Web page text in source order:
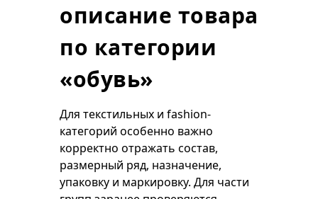
описание товара
по категории
«обувь»
Для текстильных и fashion-
категорий особенно важно
корректно отражать состав,
размерный ряд, назначение,
упаковку и маркировку. Для части